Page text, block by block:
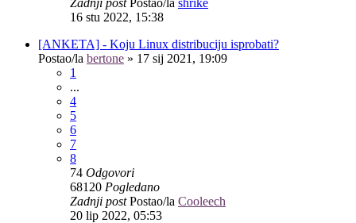
16 stu 2022, 15:38
[ANKETA] - Koju Linux distribuciju isprobati?
Postao/la bertone » 17 sij 2021, 19:09
1
...
4
5
6
7
8
74 Odgovori
68120 Pogledano
Zadnji postPostao/la Cooleech
20 lip 2022, 05:53